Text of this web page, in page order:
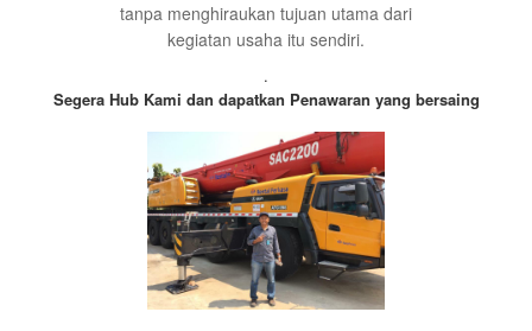
tanpa menghiraukan tujuan utama dari
kegiatan usaha itu sendiri.
.
Segera Hub Kami dan dapatkan Penawaran yang bersaing